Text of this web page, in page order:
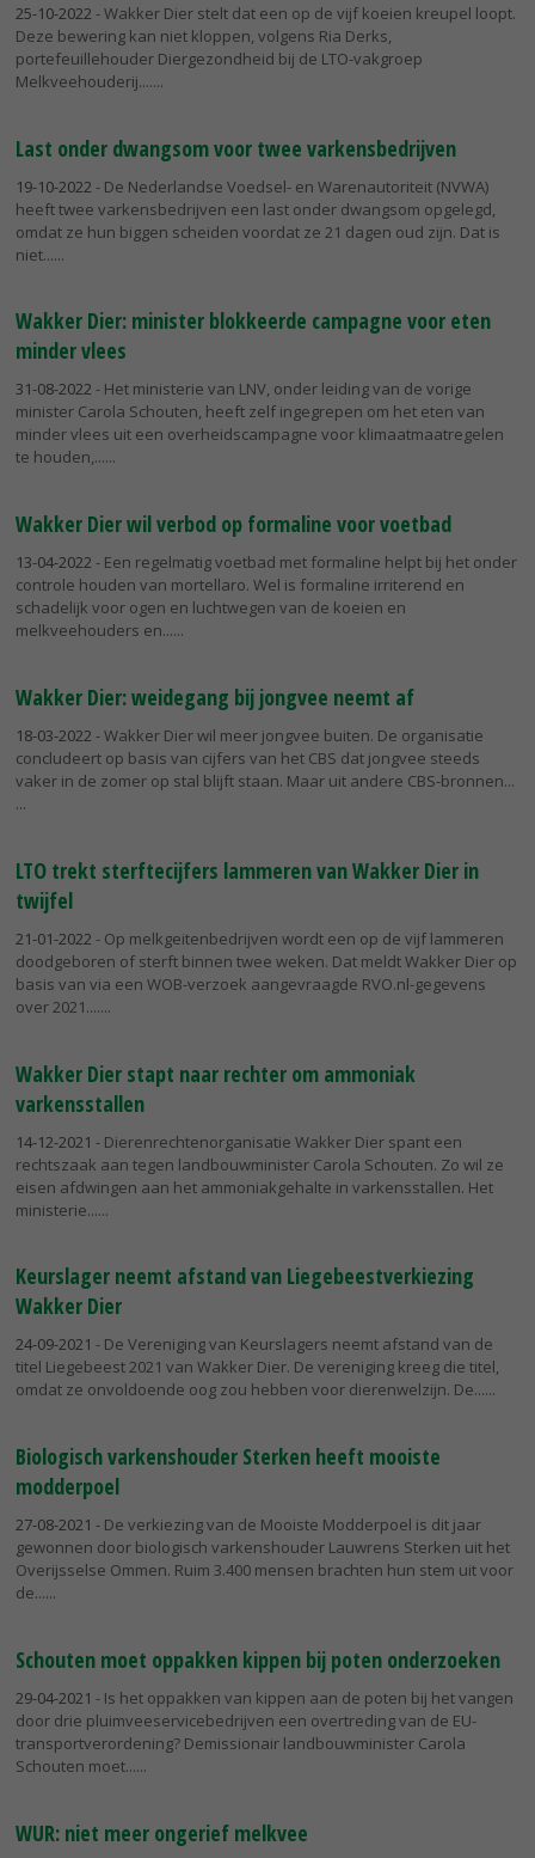
25-10-2022 - Wakker Dier stelt dat een op de vijf koeien kreupel loopt.
Deze bewering kan niet kloppen, volgens Ria Derks,
portefeuillehouder Diergezondheid bij de LTO-vakgroep
Melkveehouderij....
Last onder dwangsom voor twee varkensbedrijven
19-10-2022 - De Nederlandse Voedsel- en Warenautoriteit (NVWA)
heeft twee varkensbedrijven een last onder dwangsom opgelegd,
omdat ze hun biggen scheiden voordat ze 21 dagen oud zijn. Dat is
niet...
Wakker Dier: minister blokkeerde campagne voor eten
minder vlees
31-08-2022 - Het ministerie van LNV, onder leiding van de vorige
minister Carola Schouten, heeft zelf ingegrepen om het eten van
minder vlees uit een overheidscampagne voor klimaatmaatregelen
te houden,...
Wakker Dier wil verbod op formaline voor voetbad
13-04-2022 - Een regelmatig voetbad met formaline helpt bij het onder
controle houden van mortellaro. Wel is formaline irriterend en
schadelijk voor ogen en luchtwegen van de koeien en
melkveehouders en...
Wakker Dier: weidegang bij jongvee neemt af
18-03-2022 - Wakker Dier wil meer jongvee buiten. De organisatie
concludeert op basis van cijfers van het CBS dat jongvee steeds
vaker in de zomer op stal blijft staan. Maar uit andere CBS-bronnen...
LTO trekt sterftecijfers lammeren van Wakker Dier in
twijfel
21-01-2022 - Op melkgeitenbedrijven wordt een op de vijf lammeren
doodgeboren of sterft binnen twee weken. Dat meldt Wakker Dier op
basis van via een WOB-verzoek aangevraagde RVO.nl-gegevens
over 2021....
Wakker Dier stapt naar rechter om ammoniak
varkensstallen
14-12-2021 - Dierenrechtenorganisatie Wakker Dier spant een
rechtszaak aan tegen landbouwminister Carola Schouten. Zo wil ze
eisen afdwingen aan het ammoniakgehalte in varkensstallen. Het
ministerie...
Keurslager neemt afstand van Liegebeestverkiezing
Wakker Dier
24-09-2021 - De Vereniging van Keurslagers neemt afstand van de
titel Liegebeest 2021 van Wakker Dier. De vereniging kreeg die titel,
omdat ze onvoldoende oog zou hebben voor dierenwelzijn. De...
Biologisch varkenshouder Sterken heeft mooiste
modderpoel
27-08-2021 - De verkiezing van de Mooiste Modderpoel is dit jaar
gewonnen door biologisch varkenshouder Lauwrens Sterken uit het
Overijsselse Ommen. Ruim 3.400 mensen brachten hun stem uit voor
de...
Schouten moet oppakken kippen bij poten onderzoeken
29-04-2021 - Is het oppakken van kippen aan de poten bij het vangen
door drie pluimveeservicebedrijven een overtreding van de EU-
transportverordening? Demissionair landbouwminister Carola
Schouten moet...
WUR: niet meer ongerief melkvee